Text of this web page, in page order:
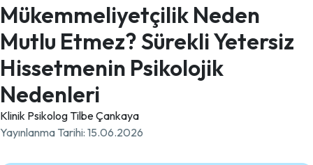
Mükemmeliyetçilik Neden
Mutlu Etmez? Sürekli Yetersiz
Hissetmenin Psikolojik
Nedenleri
Klinik Psikolog Tilbe Çankaya
Yayınlanma Tarihi: 15.06.2026